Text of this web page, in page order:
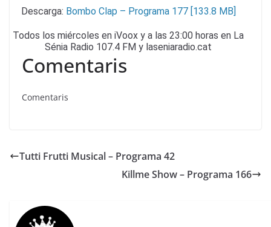
Descarga: Bombo Clap – Programa 177 [133.8 MB]
Todos los miércoles en iVoox y a las 23:00 horas en La
Sénia Radio 107.4 FM y laseniaradio.cat
Comentaris
Comentaris
Tutti Frutti Musical – Programa 42
Killme Show – Programa 166